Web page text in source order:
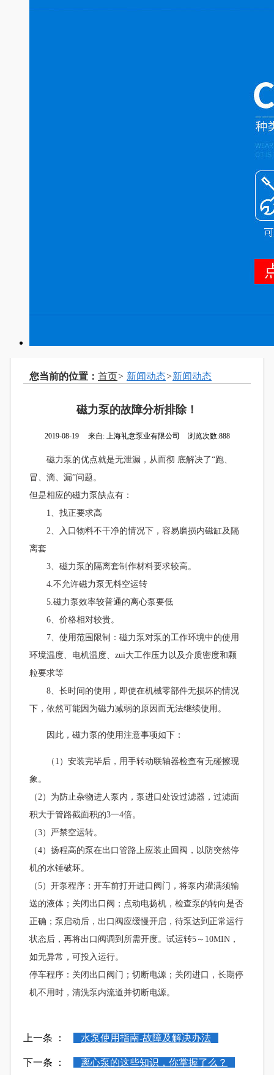
您当前的位置： 首页> 新闻动态>新闻动态
磁力泵的故障分析排除！
2019-08-19 来自: 上海礼意泵业有限公司 浏览次数:888
磁力泵的优点就是无泄漏，从而彻 底解决了“跑、
冒、滴、漏”问题。
但是相应的磁力泵缺点有：
1、找正要求高
2、入口物料不干净的情况下，容易磨损内磁缸及隔
离套
3、磁力泵的隔离套制作材料要求较高。
4.不允许磁力泵无料空运转
5.磁力泵效率较普通的离心泵要低
6、价格相对较贵。
7、使用范围限制：磁力泵对泵的工作环境中的使用
环境温度、电机温度、zui大工作压力以及介质密度和颗
粒要求等
8、长时间的使用，即使在机械零部件无损坏的情况
下，依然可能因为磁力减弱的原因而无法继续使用。
因此，磁力泵的使用注意事项如下：
（1）安装完毕后，用手转动联轴器检查有无碰擦现
象。
（2）为防止杂物进人泵内，泵进口处设过滤器，过滤面
积大于管路截面积的3一4倍。
（3）严禁空运转。
（4）扬程高的泵在出口管路上应装止回阀，以防突然停
机的水锤破坏。
（5）开泵程序：开车前打开进口阀门，将泵内灌满须输
送的液体；关闭出口阀；点动电扬机，检查泵的转向是否
正确；泵启动后，出口阀应缓慢开启，待泵达到正常运行
状态后，再将出口阀调到所需开度。试运转5～10MIN，
如无异常，可投入运行。
停车程序：关闭出口阀门；切断电源；关闭进口，长期停
机不用时，清洗泵内流道并切断电源。
上一条 ： 水泵使用指南-故障及解决办法
下一条 ：
离心泵的这些知识，你掌握了么？